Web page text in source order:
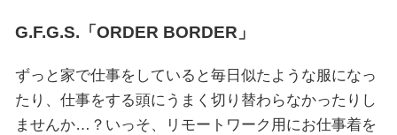
G.F.G.S.「ORDER BORDER」
ずっと家で仕事をしていると毎日似たような服になっ
たり、仕事をする頭にうまく切り替わらなかったりし
ませんか…？いっそ、リモートワーク用にお仕事着を